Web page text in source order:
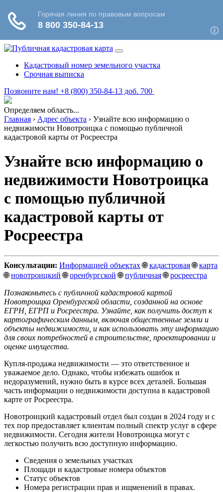
Кадастровый номер земельного участка
Срочная выписка
Позвоните нам! +8 (800) 350-84-13 доб. 700
Определяем область...
Главная › Адрес объекта › Узнайте всю информацию о
недвижимости Новотроицка с помощью публичной
кадастровой карты от Росреестра
Узнайте всю информацию о
недвижимости Новотроицка
с помощью публичной
кадастровой карты от
Росреестра
Консультации: Информацией объектах🌐кадастровая🌐карта
🌐новотроицкий🌐оренбургской🌐публичная🌐росреестра
Познакомьтесь с публичной кадастровой картой
Новотроицка Оренбургской области, созданной на основе
ЕГРН, ЕГРП и Росреестра. Узнайте, как получить доступ к
картографическим данным, включая общественные земли и
объекты недвижимости, и как использовать эту информацию
для своих потребностей в строительстве, проектировании и
оценке имущества.
Купля-продажа недвижимости — это ответственное и
уважаемое дело. Однако, чтобы избежать ошибок и
недоразумений, нужно быть в курсе всех деталей. Большая
часть информации о недвижимости доступна в кадастровой
карте от Росреестра.
Новотроицкий кадастровый отдел был создан в 2024 году и с
тех пор предоставляет клиентам полный спектр услуг в сфере
недвижимости. Сегодня жители Новотроицка могут с
легкостью получить всю доступную информацию.
Сведения о земельных участках
Площади и кадастровые номера объектов
Статус объектов
Номера регистрации прав и ищменений в правах.